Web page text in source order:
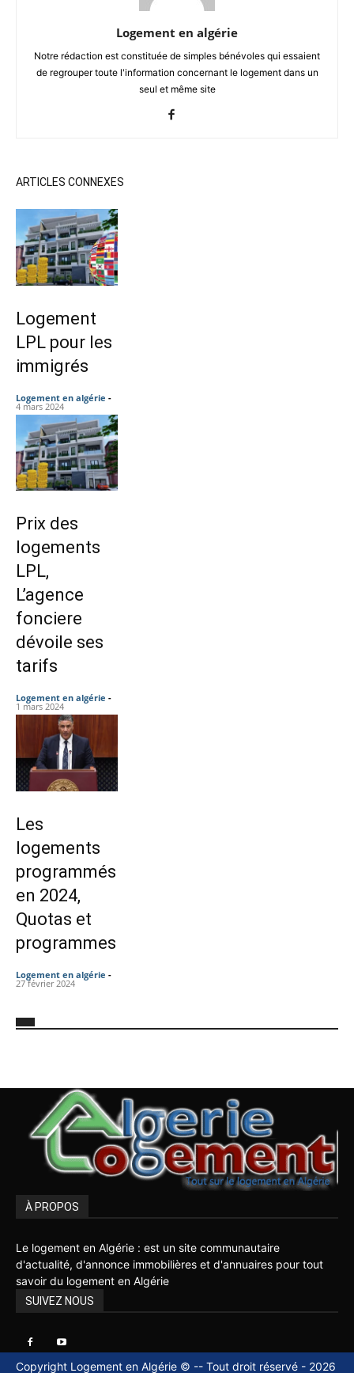
Logement en algérie
Notre rédaction est constituée de simples bénévoles qui essaient
de regrouper toute l'information concernant le logement dans un
seul et même site
ARTICLES CONNEXES
Logement
LPL pour les
immigrés
Logement en algérie -
4 mars 2024
Prix des
logements
LPL,
L’agence
fonciere
dévoile ses
tarifs
Logement en algérie -
1 mars 2024
Les
logements
programmés
en 2024,
Quotas et
programmes
Logement en algérie -
27 février 2024
À PROPOS
Le logement en Algérie : est un site communautaire
d'actualité, d'annonce immobilières et d'annuaires pour tout
savoir du logement en Algérie
SUIVEZ NOUS
Copyright Logement en Algérie © -- Tout droit réservé - 2026